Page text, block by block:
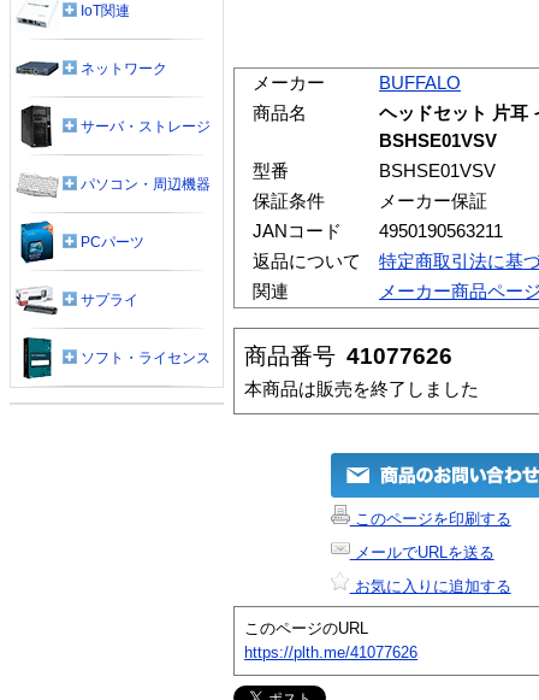
メーカー
BUFFALO
商品名
ヘッドセット 片耳
BSHSE01VSV
型番
BSHSE01VSV
保証条件
メーカー保証
JANコード
4950190563211
返品について
特定商取引法に基
関連
メーカー商品ペー
商品番号 41077626
本商品は販売を終了しました
このページを印刷する
メールでURLを送る
お気に入りに追加する
このページのURL
https://plth.me/41077626
IoT関連
ネットワーク
サーバ・ストレージ
パソコン・周辺機器
PCパーツ
サプライ
ソフト・ライセンス